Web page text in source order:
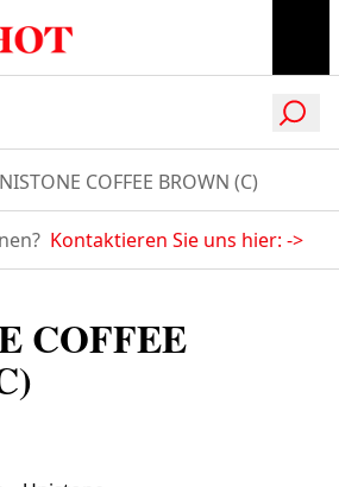
COFFEE BROWN (C)
Kontaktieren Sie uns hier: ->
COFFEE